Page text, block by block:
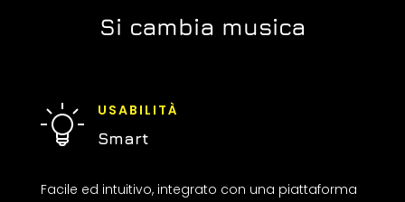
Si cambia musica
USABILITÀ
Smart
Facile ed intuitivo, integrato con una piattaforma